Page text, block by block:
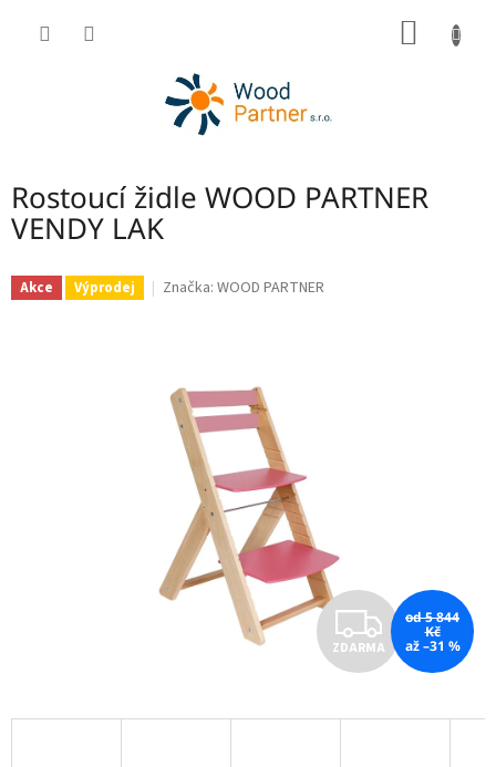
Rostoucí židle WOOD PARTNER
VENDY LAK
Akce Výprodej Značka: WOOD PARTNER
Z
D
A
ZDARMA
od 5 844
Kč
až –31 %